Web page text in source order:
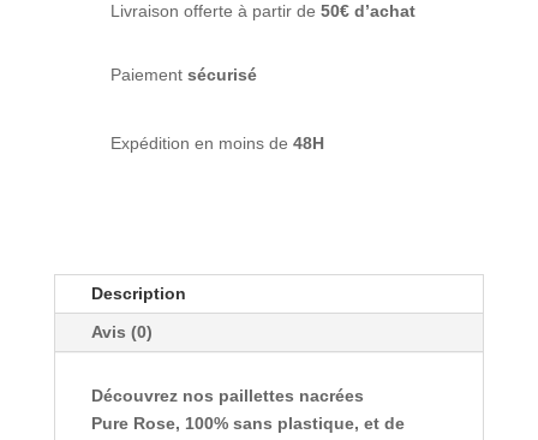
Livraison offerte à partir de 50€ d’achat
Paiement sécurisé
Expédition en moins de 48H
Description
Avis (0)
Découvrez nos paillettes nacrées
Pure Rose, 100% sans plastique, et de